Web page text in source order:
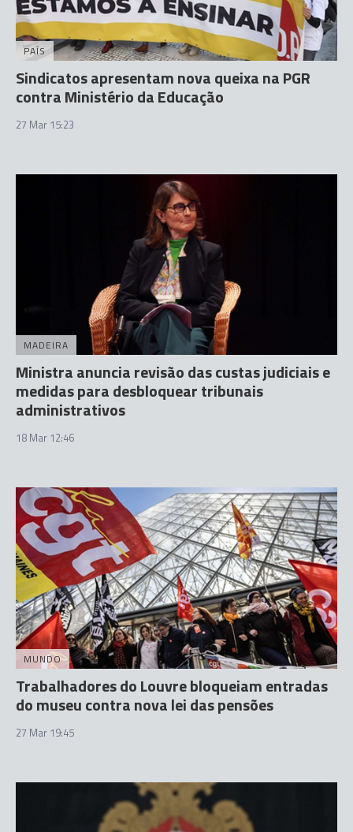
PAÍS
Sindicatos apresentam nova queixa na PGR
contra Ministério da Educação
27 Mar 15:23
MADEIRA
Ministra anuncia revisão das custas judiciais e
medidas para desbloquear tribunais
administrativos
18 Mar 12:46
MUNDO
Trabalhadores do Louvre bloqueiam entradas
do museu contra nova lei das pensões
27 Mar 19:45